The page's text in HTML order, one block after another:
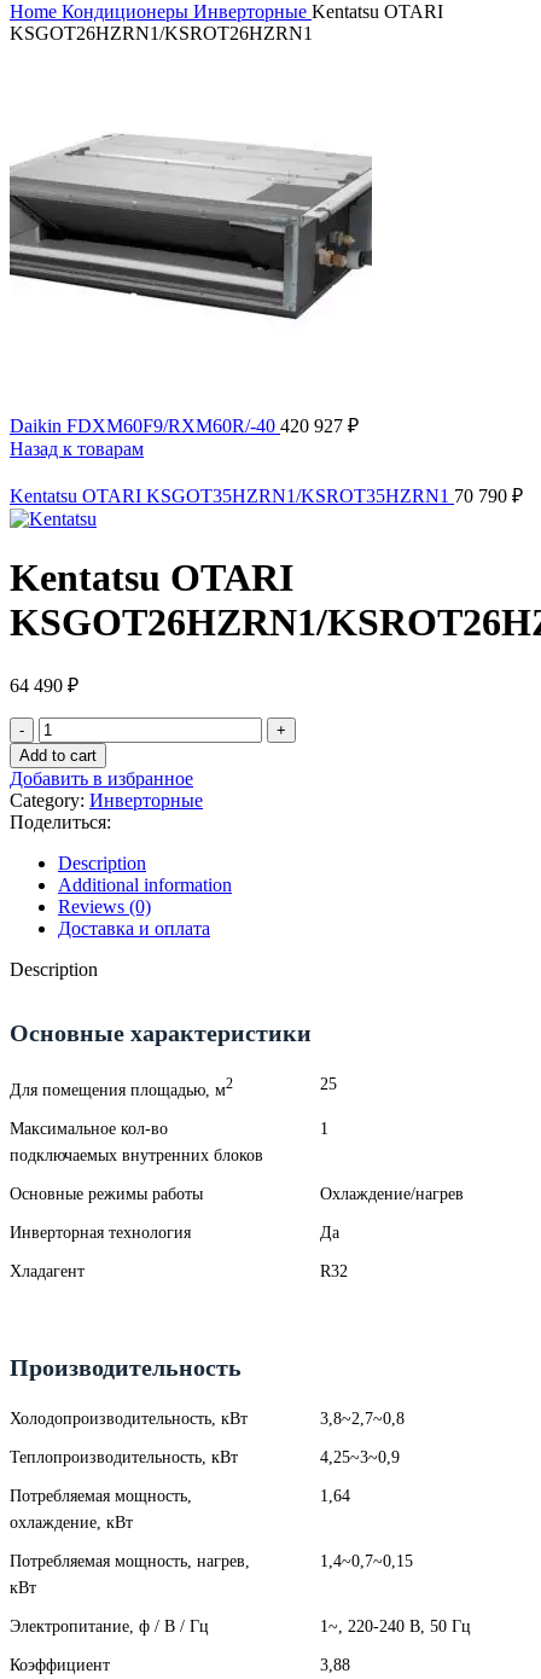
Home Кондиционеры Инверторные Kentatsu OTARI
KSGOT26HZRN1/KSROT26HZRN1
Daikin FDXM60F9/RXM60R/-40 420 927 ₽
Назад к товарам
Kentatsu OTARI KSGOT35HZRN1/KSROT35HZRN1 70 790 ₽
Kentatsu OTARI
KSGOT26HZRN1/
64 490 ₽
Kentatsu
OTARI
KSGOT26HZRN1/KSROT26HZRN1
quantity
Add to cart
Добавить в избранное
Category: Инверторные
Поделиться:
Description
Additional information
Reviews (0)
Доставка и оплата
Description
Основные характеристики
Для помещения площадью, м2 25
Максимальное кол-во
подключаемых внутренних блоков
1
Основные режимы работы Охлаждение/нагрев
Инверторная технология Да
Хладагент R32
Производительность
Холодопроизводительность, кВт 3,8~2,7~0,8
Теплопроизводительность, кВт 4,25~3~0,9
Потребляемая мощность,
охлаждение, кВт
1,64
Потребляемая мощность, нагрев,
кВт
1,4~0,7~0,15
Электропитание, ф / В / Гц 1~, 220-240 В, 50 Гц
Коэффициент 3,88